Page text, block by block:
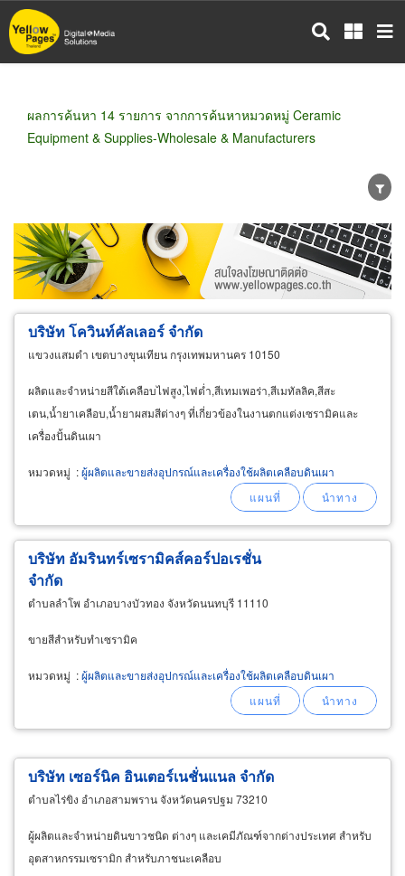
ข้าม
ไป
ผลการค้นหา 14 รายการ จากการค้นหาหมวดหมู่ Ceramic
Equipment & Supplies-Wholesale & Manufacturers
ขายส่ง ขายปลีก ผู้ผลิต
ตัวแทนจัดจำหน่าย
ผู้ส่งออก/นำเข้า
ธุรกิจบริการ
บริษัท โควินท์คัลเลอร์ จำกัด
แขวงแสมดำ เขตบางขุนเทียน กรุงเทพมหานคร 10150
ผลิตและจำหน่ายสีใต้เคลือบไฟสูง,ไฟต่ำ,สีเทมเพอร่า,สีเมทัลลิค,สีสะ
เตน,น้ำยาเคลือบ,น้ำยาผสมสีต่างๆ ที่เกี่ยวข้องในงานตกแต่งเซรามิคและ
เครื่องปั้นดินเผา
หมวดหมู่ :ผู้ผลิตและขายส่งอุปกรณ์และเครื่องใช้ผลิตเคลือบดินเผา
บริษัท อัมรินทร์เซรามิคส์คอร์ปอเรชั่น
จำกัด
ตำบลลำโพ อำเภอบางบัวทอง จังหวัดนนทบุรี 11110
ขายสีสำหรับทำเซรามิค
หมวดหมู่ :ผู้ผลิตและขายส่งอุปกรณ์และเครื่องใช้ผลิตเคลือบดินเผา
บริษัท เซอร์นิค อินเตอร์เนชั่นแนล จำกัด
ตำบลไร่ขิง อำเภอสามพราน จังหวัดนครปฐม 73210
ผู้ผลิตและจำหน่ายดินขาวชนิด ต่างๆ และเคมีภัณฑ์จากต่างประเทศ สำหรับ
อุตสาหกรรมเซรามิก สำหรับภาชนะเคลือบ